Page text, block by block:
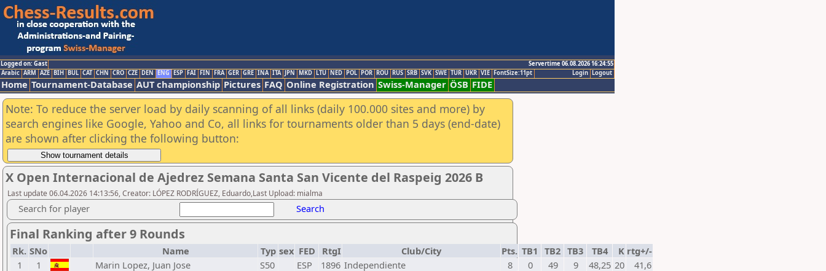
Logged on: Gast
Servertime 06.08.2026 16:24:55
Logout
Login
Arabic ARM AZE BIH BUL CAT CHN CRO CZE DEN ENG ESP FAI FIN FRA GER GRE INA ITA JPN MKD LTU NED POL POR ROU RUS SRB SVK SWE TUR UKR VIE FontSize:11pt
Home Tournament-Database AUT championship Pictures FAQ Online Registration Swiss-Manager ÖSB FIDE
Note: To reduce the server load by daily scanning of all links (daily 100.000 sites and more) by
search engines like Google, Yahoo and Co, all links for tournaments older than 5 days (end-date)
are shown after clicking the following button:
X Open Internacional de Ajedrez Semana Santa San Vicente del Raspeig 2026 B
Last update 06.04.2026 14:13:56, Creator: LÓPEZ RODRÍGUEZ, Eduardo,Last Upload: mialma
Search for player Search
Final Ranking after 9 Rounds
Rk. SNo Name Typ sex FED RtgI Club/City Pts. TB1 TB2 TB3 TB4 K rtg+/-
1
1 Marin Lopez, Juan Jose S50 ESP 1896 Independiente 8 0 49 9 48,25 20
41,6